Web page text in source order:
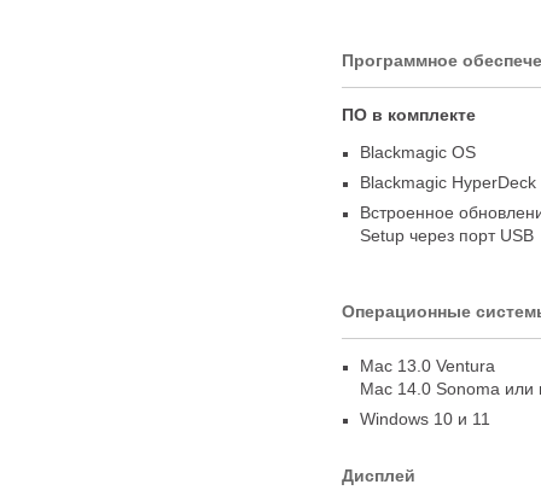
Программное
ПО в комплекте
Blackmagic OS
Blackmagic HyperDeck
Встроенное
Setup через порт USB
Операционные
Mac 13.0 Ventura
Mac 14.0 Sonoma или
Windows 10 и 11
Дисплей